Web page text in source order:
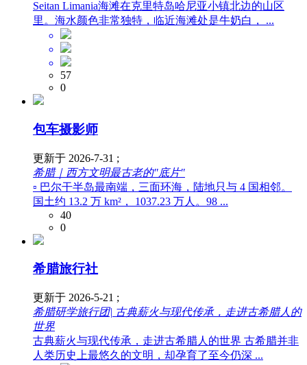
Seitan Limania海滩在克里特岛哈尼亚小镇北边的山区
里。海水颜色非常独特，临近海滩处是牛奶白， ...
57
0
包车摄影师
更新于 2026-7-31 ;
希腊｜西方文明最古老的"底片"
▫️ 巴尔干半岛最南端，三面环海，陆地只与 4 国相邻。
国土约 13.2 万 km²， 1037.23 万人。98 ...
40
0
希腊旅行社
更新于 2026-5-21 ;
希腊研学旅行团| 古典薪火与现代传承，走进古希腊人的
世界
古典薪火与现代传承，走进古希腊人的世界 古希腊并非
人类历史上最悠久的文明，却孕育了至今仍深 ...